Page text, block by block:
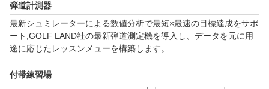
弾道計測器
最新シュミレーターによる数値分析で最短×最速の目標達成をサポ
ート,GOLF LAND社の最新弾道測定機を導入し、データを元に用
途に応じたレッスンメューを構築します。
付帯練習場